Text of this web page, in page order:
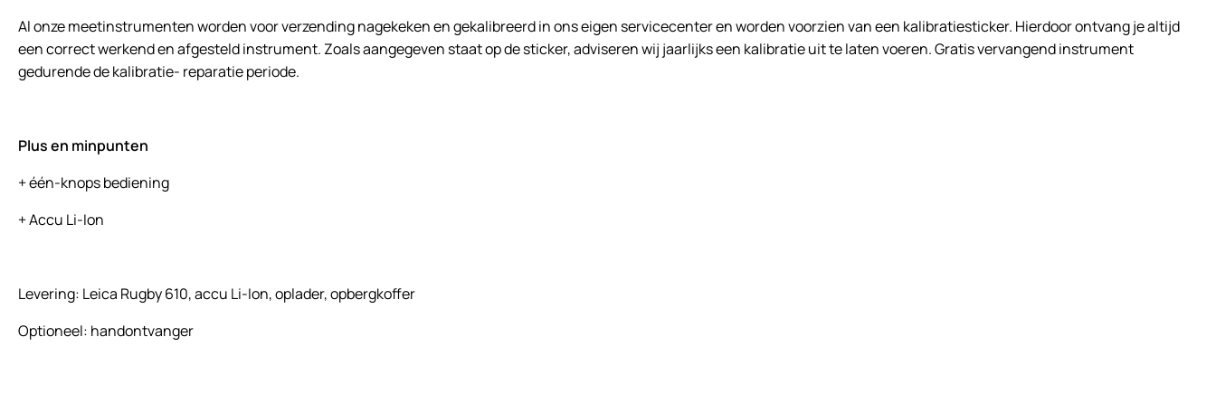
Al onze meetinstrumenten worden voor verzending nagekeken en gekalibreerd in ons eigen servicecenter en worden voorzien van een kalibratiesticker. Hierdoor ontvang je altijd
een correct werkend en afgesteld instrument. Zoals aangegeven staat op de sticker, adviseren wij jaarlijks een kalibratie uit te laten voeren. Gratis vervangend instrument
gedurende de kalibratie- reparatie periode.
Plus en minpunten
+ één-knops bediening
+ Accu Li-Ion
Levering: Leica Rugby 610, accu Li-Ion, oplader, opbergkoffer
Optioneel: handontvanger